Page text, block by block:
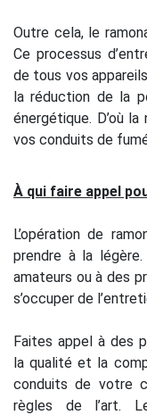
Outre cela, le
Ce processus
de tous vos
la réduction de la
énergétique. D’où
vos conduits de
À qui faire appel
L’opération de
prendre à la
amateurs ou à des
s’occuper de
Faites appel à des
la qualité et la
conduits de votre
règles de l’art.